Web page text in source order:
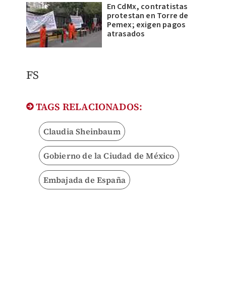
En CdMx, contratistas
protestan en Torre de
Pemex; exigen pagos
atrasados
FS
TAGS RELACIONADOS:
Claudia Sheinbaum
Gobierno de la Ciudad de México
Embajada de España